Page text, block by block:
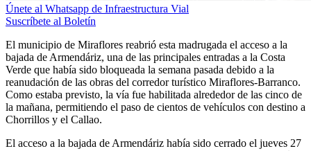
Únete al Whatsapp de Infraestructura Vial
Suscríbete al Boletín
El municipio de Miraflores reabrió esta madrugada el acceso a la
bajada de Armendáriz, una de las principales entradas a la Costa
Verde que había sido bloqueada la semana pasada debido a la
reanudación de las obras del corredor turístico Miraflores-Barranco.
Como estaba previsto, la vía fue habilitada alrededor de las cinco de
la mañana, permitiendo el paso de cientos de vehículos con destino a
Chorrillos y el Callao.
El acceso a la bajada de Armendáriz había sido cerrado el jueves 27